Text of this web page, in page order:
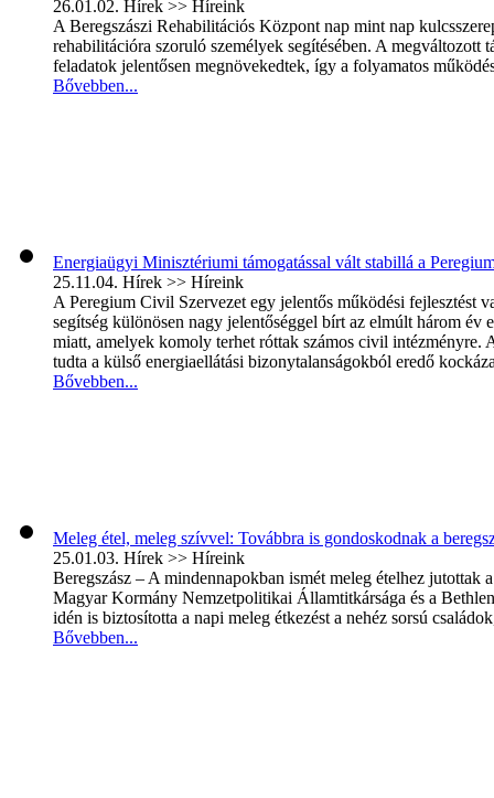
26.01.02. Hírek >> Híreink
A Beregszászi Rehabilitációs Központ nap mint nap
rehabilitációra szoruló személyek segítésében. A megváltozott
feladatok jelentősen megnövekedtek, így a folyamatos
Bővebben...
Energiaügyi Minisztériumi támogatással vált stabillá a
25.11.04. Hírek >> Híreink
A Peregium Civil Szervezet egy jelentős működési fejlesztést
segítség különösen nagy jelentőséggel bírt az elmúlt három év
miatt, amelyek komoly terhet róttak számos civil intézményre.
tudta a külső energiaellátási bizonytalanságokból eredő
Bővebben...
Meleg étel, meleg szívvel: Továbbra is gondoskodnak a
25.01.03. Hírek >> Híreink
Beregszász – A mindennapokban ismét meleg ételhez jutottak
Magyar Kormány Nemzetpolitikai Államtitkársága és a
idén is biztosította a napi meleg étkezést a nehéz sorsú
Bővebben...